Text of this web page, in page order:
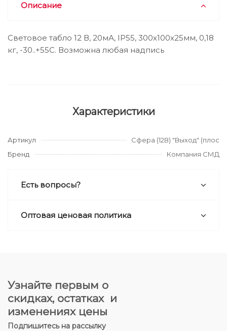
Описание
Световое табло 12 В, 20мА, IP55, 300х100х25мм, 0,18
кг, -30..+55С. Возможна любая надпись
Характеристики
Артикул
Сфера (12В) "Выход" (плос
Бренд
Компания СМД
Есть вопросы?
Оптовая ценовая политика
Узнайте первым о
скидках, остатках и
изменениях цены
Подпишитесь на рассылку